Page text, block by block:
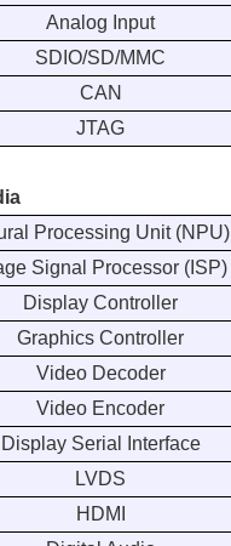
Analog Input
SDIO/SD/MMC
CAN
JTAG
Processing Unit (NPU)
Signal Processor (ISP)
Display Controller
Graphics Controller
Video Decoder
Video Encoder
Display Serial Interface
LVDS
HDMI